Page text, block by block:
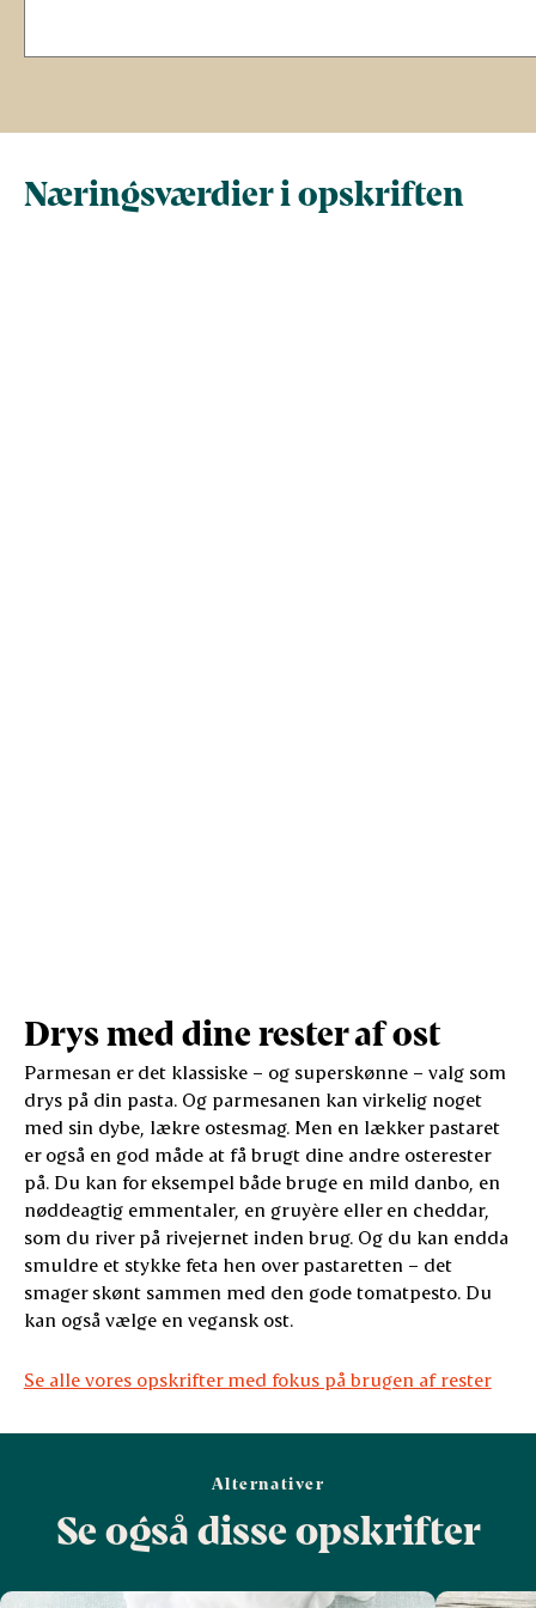
Næringsværdier i opskriften
Drys med dine rester af ost
Parmesan er det klassiske – og superskønne – valg som
drys på din pasta. Og parmesanen kan virkelig noget
med sin dybe, lækre ostesmag. Men en lækker pastaret
er også en god måde at få brugt dine andre osterester
på. Du kan for eksempel både bruge en mild danbo, en
nøddeagtig emmentaler, en gruyère eller en cheddar,
som du river på rivejernet inden brug. Og du kan endda
smuldre et stykke feta hen over pastaretten – det
smager skønt sammen med den gode tomatpesto. Du
kan også vælge en vegansk ost.
Se alle vores opskrifter med fokus på brugen af rester
Alternativer
Se også disse opskrifter